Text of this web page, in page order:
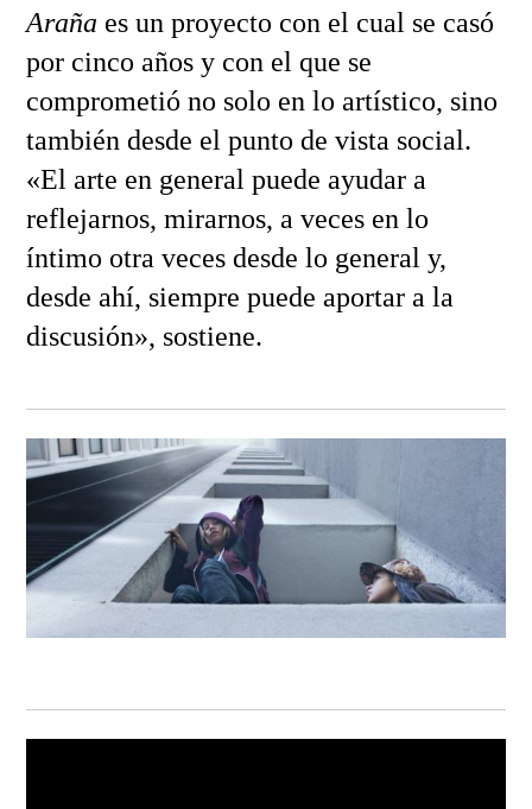
Araña es un proyecto con el cual se casó
por cinco años y con el que se
comprometió no solo en lo artístico, sino
también desde el punto de vista social.
«El arte en general puede ayudar a
reflejarnos, mirarnos, a veces en lo
íntimo otra veces desde lo general y,
desde ahí, siempre puede aportar a la
discusión», sostiene.